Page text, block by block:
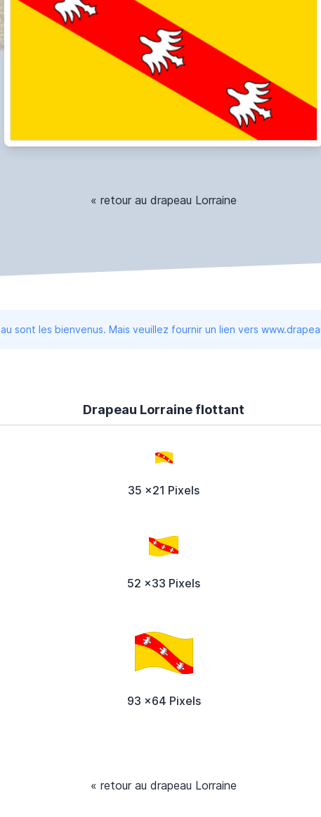
« retour au drapeau Lorraine
sont les bienvenus. Mais veuillez fournir un lien vers
Drapeau Lorraine flottant
35 x21 Pixels
52 x33 Pixels
93 x64 Pixels
« retour au drapeau Lorraine